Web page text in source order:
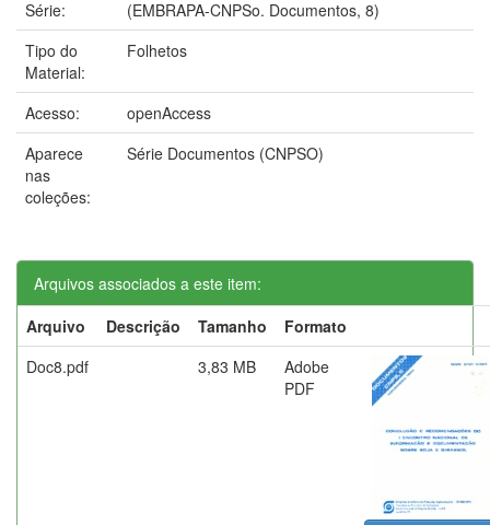
Série:
(EMBRAPA-CNPSo. Documentos, 8)
Tipo do
Material:
Folhetos
Acesso:
openAccess
Aparece
nas
coleções:
Série Documentos (CNPSO)
Arquivos associados a este item:
Arquivo
Descrição Tamanho
Formato
Doc8.pdf
3,83 MB
Adobe
PDF